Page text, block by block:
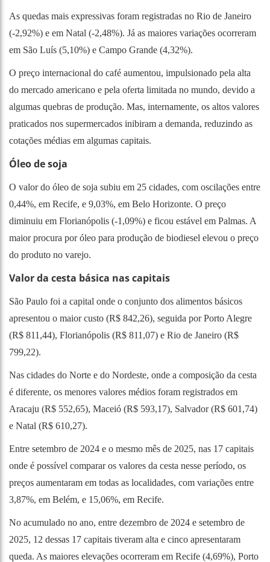
As quedas mais expressivas foram registradas no Rio de Janeiro
(-2,92%) e em Natal (-2,48%). Já as maiores variações ocorreram
em São Luís (5,10%) e Campo Grande (4,32%).
O preço internacional do café aumentou, impulsionado pela alta
do mercado americano e pela oferta limitada no mundo, devido a
algumas quebras de produção. Mas, internamente, os altos valores
praticados nos supermercados inibiram a demanda, reduzindo as
cotações médias em algumas capitais.
Óleo de soja
O valor do óleo de soja subiu em 25 cidades, com oscilações entre
0,44%, em Recife, e 9,03%, em Belo Horizonte. O preço
diminuiu em Florianópolis (-1,09%) e ficou estável em Palmas. A
maior procura por óleo para produção de biodiesel elevou o preço
do produto no varejo.
Valor da cesta básica nas capitais
São Paulo foi a capital onde o conjunto dos alimentos básicos
apresentou o maior custo (R$ 842,26), seguida por Porto Alegre
(R$ 811,44), Florianópolis (R$ 811,07) e Rio de Janeiro (R$
799,22).
Nas cidades do Norte e do Nordeste, onde a composição da cesta
é diferente, os menores valores médios foram registrados em
Aracaju (R$ 552,65), Maceió (R$ 593,17), Salvador (R$ 601,74)
e Natal (R$ 610,27).
Entre setembro de 2024 e o mesmo mês de 2025, nas 17 capitais
onde é possível comparar os valores da cesta nesse período, os
preços aumentaram em todas as localidades, com variações entre
3,87%, em Belém, e 15,06%, em Recife.
No acumulado no ano, entre dezembro de 2024 e setembro de
2025, 12 dessas 17 capitais tiveram alta e cinco apresentaram
queda. As maiores elevações ocorreram em Recife (4,69%), Porto